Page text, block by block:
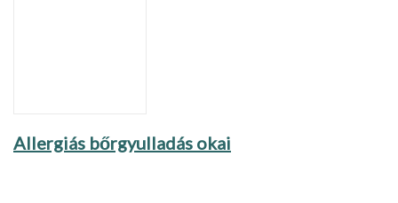
Allergiás bőrgyulladás okai